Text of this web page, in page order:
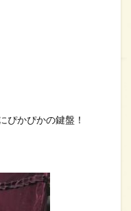
ぴかぴかの鍵盤！